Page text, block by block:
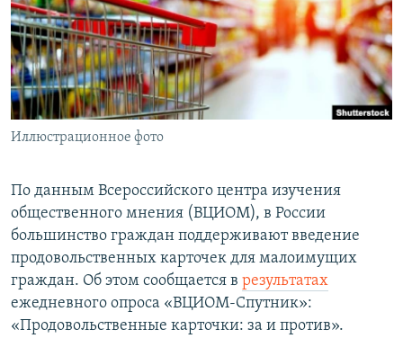
ПОБЕДИТЕЛЕЙ НЕ СУДЯТ?
КРЫМ.НЕПОКОРЕННЫЙ
ELIFBE
УКРАИНСКАЯ ПРОБЛЕМА КРЫМА
ПРИСОЕДИНЯЙТЕСЬ!
Все сайты RFE/RL
Иллюстрационное фото
По данным Всероссийского центра изучения
общественного мнения (ВЦИОМ), в России
большинство граждан поддерживают введение
продовольственных карточек для малоимущих
граждан. Об этом сообщается в результатах
ежедневного опроса «ВЦИОМ-Спутник»:
«Продовольственные карточки: за и против».